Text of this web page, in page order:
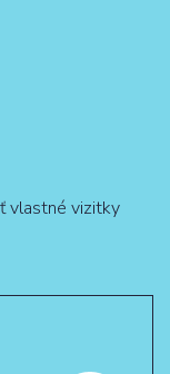
vlastné vizitky